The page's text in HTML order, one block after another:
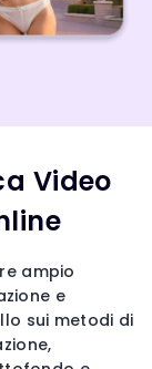
Video
ampio
e
sui metodi di